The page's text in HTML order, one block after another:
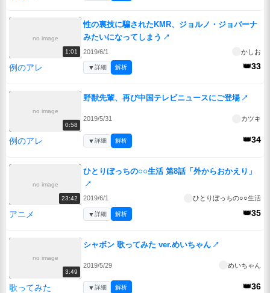
no image
1:01
性の裏技に騙されたKMR、ジョルノ・ジョバーナ
みたいになってしまう ↗
2019/6/1 かしお
例のアレ 👑33
▼詳細 解析
no image
0:58
野獣先輩、再び中国テレビニュースにご登場 ↗
2019/5/31 カツキ
例のアレ 👑34
▼詳細 解析
no image
23:42
ひとりぼっちの○○生活 第8話「外からおかえり」
↗
2019/6/1 ひとりぼっちの○○生活
アニメ 👑35
▼詳細 解析
no image
3:49
シャボン 歌ってみた ver.めいちゃん ↗
2019/5/29 めいちゃん
歌ってみた 👑36
▼詳細 解析